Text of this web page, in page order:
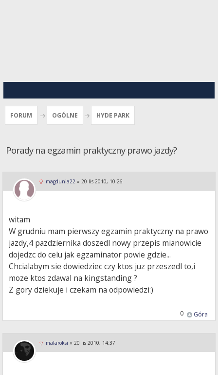
FORUM OGÓLNE HYDE PARK
Porady na egzamin praktyczny prawo jazdy?
magdunia22 » 20 lis 2010, 10:26
witam
W grudniu mam pierwszy egzamin praktyczny na prawo
jazdy,4 pazdziernika doszedl nowy przepis mianowicie
dojedzc do celu jak egzaminator powie gdzie...
Chcialabym sie dowiedziec czy ktos juz przeszedl to,i
moze ktos zdawal na kingstanding ?
Z gory dziekuje i czekam na odpowiedzi:)
Góra
0
malaroksi » 20 lis 2010, 14:37